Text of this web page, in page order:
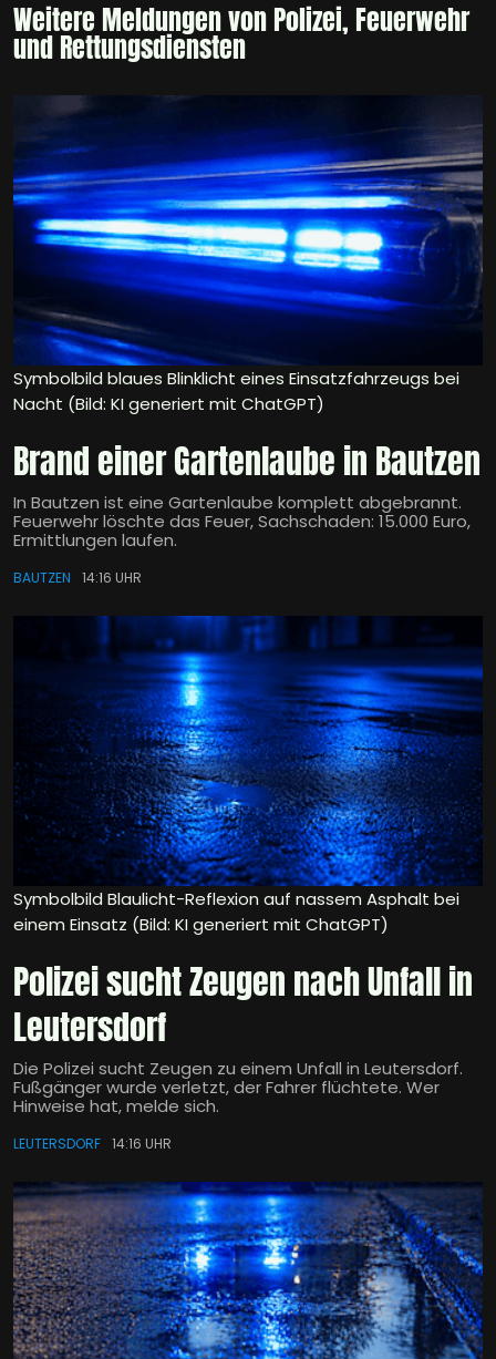
Weitere Meldungen von Polizei, Feuerwehr
und Rettungsdiensten
Symbolbild blaues Blinklicht eines Einsatzfahrzeugs bei
Nacht (Bild: KI generiert mit ChatGPT)
Brand einer Gartenlaube in Bautzen
In Bautzen ist eine Gartenlaube komplett abgebrannt.
Feuerwehr löschte das Feuer, Sachschaden: 15.000 Euro,
Ermittlungen laufen.
BAUTZEN 14:16 UHR
Symbolbild Blaulicht-Reflexion auf nassem Asphalt bei
einem Einsatz (Bild: KI generiert mit ChatGPT)
Polizei sucht Zeugen nach Unfall in
Leutersdorf
Die Polizei sucht Zeugen zu einem Unfall in Leutersdorf.
Fußgänger wurde verletzt, der Fahrer flüchtete. Wer
Hinweise hat, melde sich.
LEUTERSDORF 14:16 UHR